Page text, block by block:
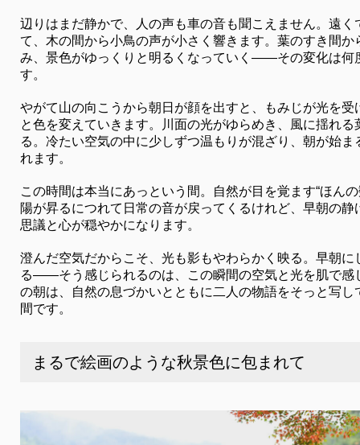
辺りはまだ静かで、人の声も車の音も聞こえません。遠く
て、木の間から小鳥の声が小さく響きます。葉のすき間か
み、景色がゆっくりと明るくなっていく――その変化は何
す。
やがて山の向こうから朝日が顔を出すと、もみじが光を受
と色を変えていきます。川面の光がゆらめき、風に揺れる
る。冷たい空気の中に少しずつ温もりが混ざり、朝が始ま
れます。
この時間は本当にあっという間。自然が目を覚ます“ほん
陽が昇るにつれて日常の音が戻ってくるけれど、早朝の静
思議と心が穏やかになります。
澄んだ空気だからこそ、光も影もやわらかく映る。早朝に
る――そう感じられるのは、この瞬間の空気と光を肌で感
の朝は、自然の息づかいとともに二人の物語をそっと写し
間です。
まるで絵画のような秋景色に包まれて